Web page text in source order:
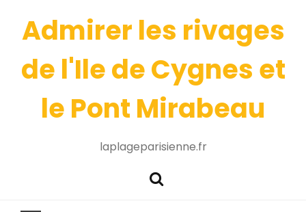
Admirer les rivages
de l'Ile de Cygnes et
le Pont Mirabeau
laplageparisienne.fr